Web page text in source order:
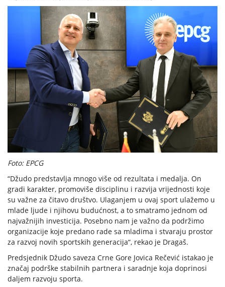
Foto: EPCG
“Džudo predstavlja mnogo više od rezultata i medalja. On
gradi karakter, promoviše disciplinu i razvija vrijednosti koje
su važne za čitavo društvo. Ulaganjem u ovaj sport ulažemo u
mlade ljude i njihovu budućnost, a to smatramo jednom od
najvažnijih investicija. Posebno nam je važno da podržimo
organizacije koje predano rade sa mladima i stvaraju prostor
za razvoj novih sportskih generacija“, rekao je Dragaš.
Predsjednik Džudo saveza Crne Gore Jovica Rečević istakao je
značaj podrške stabilnih partnera i saradnje koja doprinosi
daljem razvoju sporta.